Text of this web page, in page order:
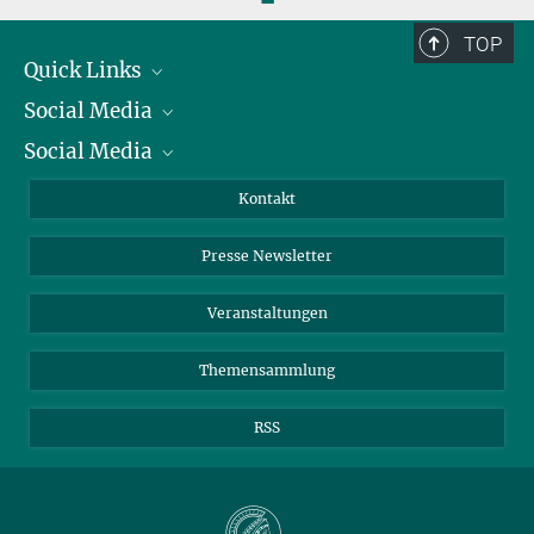
TOP
Quick Links
Präsident
Zahlen und Fakten
Social Media
Bluesky
TikTok
Social Media
Instagram
YouTube
Kontakt
Presse Newsletter
Veranstaltungen
Themensammlung
RSS